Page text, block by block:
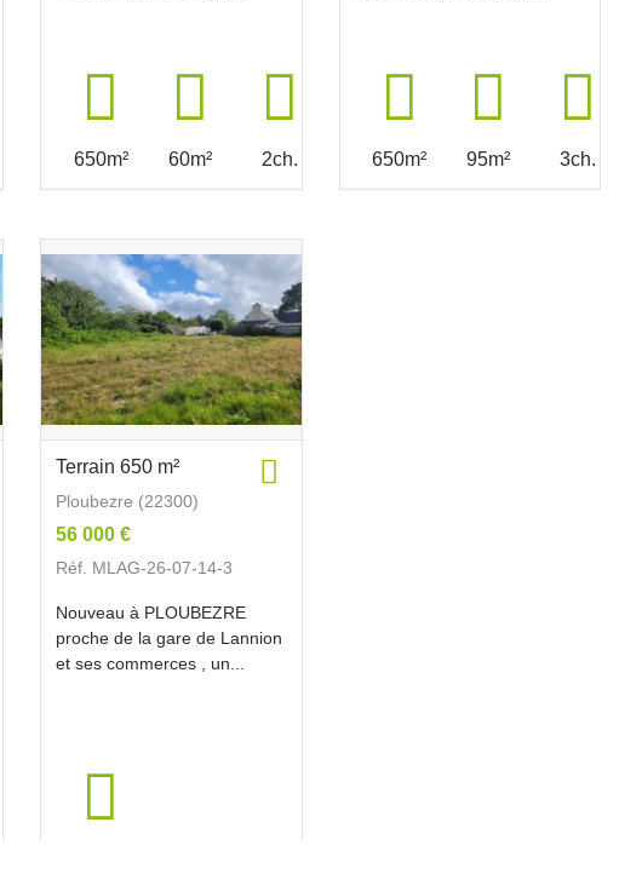
650m² 60m² 2ch. 650m² 95m² 3ch.
Terrain 650 m²
Ploubezre (22300)
56 000 €
Réf. MLAG-26-07-14-3
Nouveau à PLOUBEZRE
proche de la gare de Lannion
et ses commerces , un...